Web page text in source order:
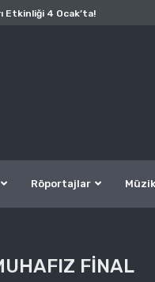
Etkinliği 4 Ocak’ta!
Röportajlar Müzik
FINAL